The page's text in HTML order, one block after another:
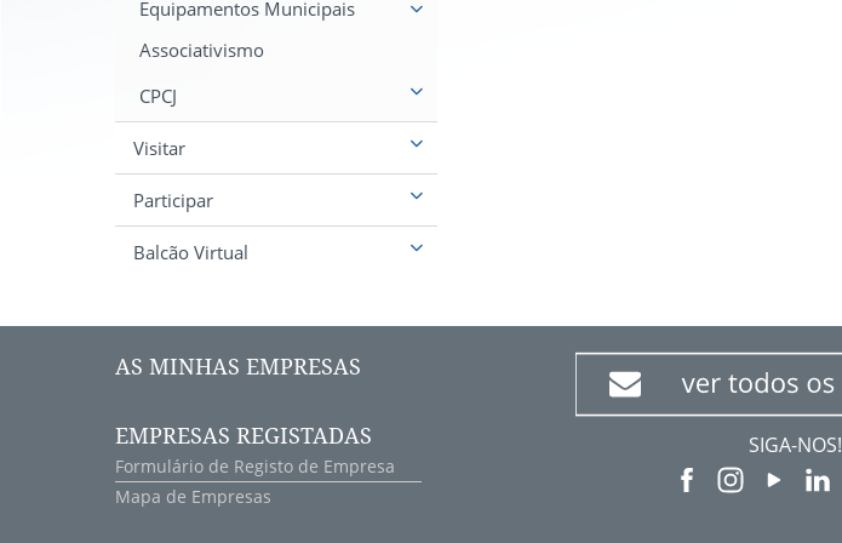
Equipamentos Municipais
Associativismo
CPCJ
Visitar
Participar
Balcão Virtual
AS MINHAS EMPRESAS
EMPRESAS REGISTADAS
Formulário de Registo de Empresa
Mapa de Empresas
SIGA-NOS!